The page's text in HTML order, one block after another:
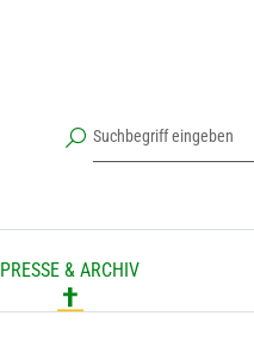
PRESSE & ARCHIV